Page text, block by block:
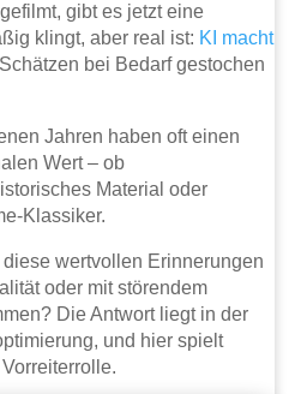
gibt es jetzt eine
klingt, aber real ist: KI macht
bei Bedarf gestochen
Jahren haben oft einen
Wert – ob
Material oder
Klassiker.
wertvollen Erinnerungen
oder mit störendem
Die Antwort liegt in der
und hier spielt